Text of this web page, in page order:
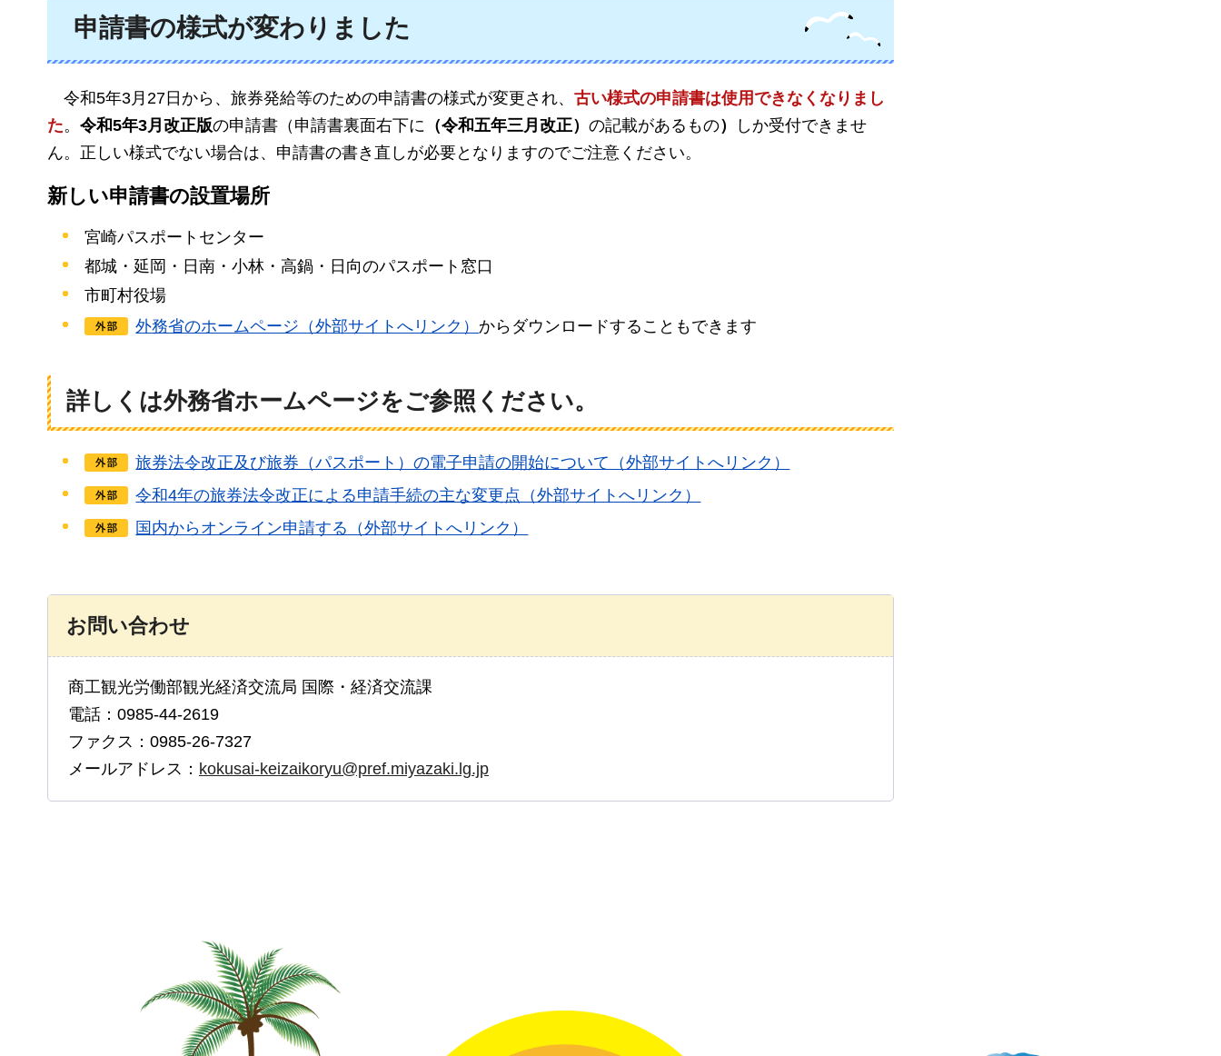
申請書の様式が変わりました
令和5年3月27日から、旅券発給等のための申請書の様式が変更され、 古い様式の申請書は使用できなくなりまし
た。 令和5年3月改正版の申請書（申請書裏面右下に （令和五年三月改正） の記載があるもの）
しか受付できませ
ん。正しい様式でない場合は、申請書の書き直しが必要となりますのでご注意ください。
新しい申請書の設置場所
宮崎パスポートセンター
都城・延岡・日南・小林・高鍋・日向のパスポート窓口
市町村役場
外務省のホームページ（外部サイトへリンク）からダウンロードすることもできます
詳しくは外務省ホームページをご参照ください。
旅券法令改正及び旅券（パスポート）の電子申請の開始について（外部サイトへリンク）
令和4年の旅券法令改正による申請手続の主な変更点（外部サイトへリンク）
国内からオンライン申請する（外部サイトへリンク）
お問い合わせ
商工観光労働部観光経済交流局 国際・経済交流課
電話：0985-44-2619
ファクス：0985-26-7327
メールアドレス： kokusai-keizaikoryu@pref.miyazaki.lg.jp